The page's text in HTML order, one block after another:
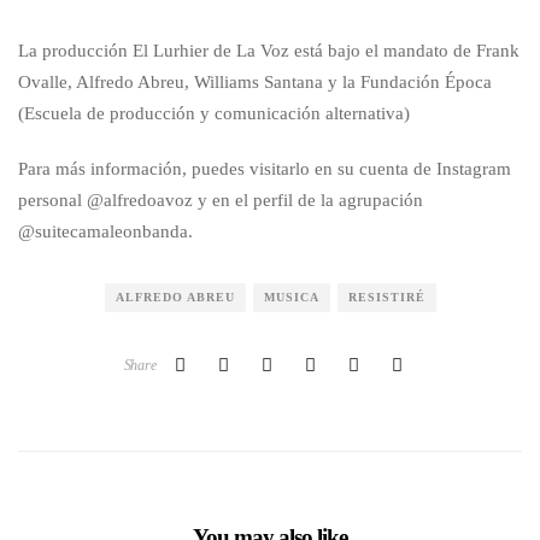
La producción El Lurhier de La Voz está bajo el mandato de Frank
Ovalle, Alfredo Abreu, Williams Santana y la Fundación Época
(Escuela de producción y comunicación alternativa)
Para más información, puedes visitarlo en su cuenta de Instagram
personal @alfredoavoz y en el perfil de la agrupación
@suitecamaleonbanda.
ALFREDO ABREU MUSICA RESISTIRÉ
Share